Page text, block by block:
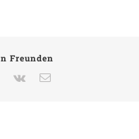
Freunden
TumblrVk
E-